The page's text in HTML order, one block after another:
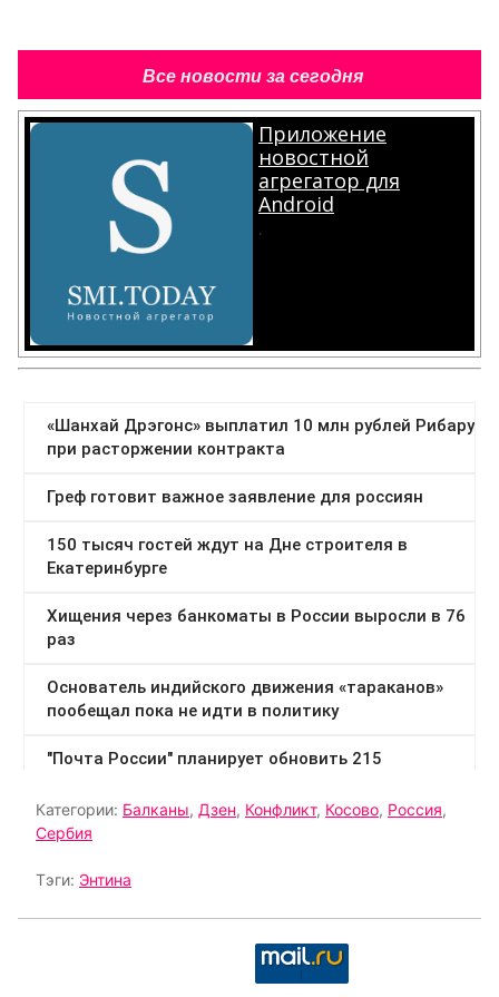
Все новости за сегодня
Приложение
новостной
агрегатор для
Android
.
Категории: Балканы, Дзен, Конфликт, Косово, Россия,
Сербия
Тэги: Энтина